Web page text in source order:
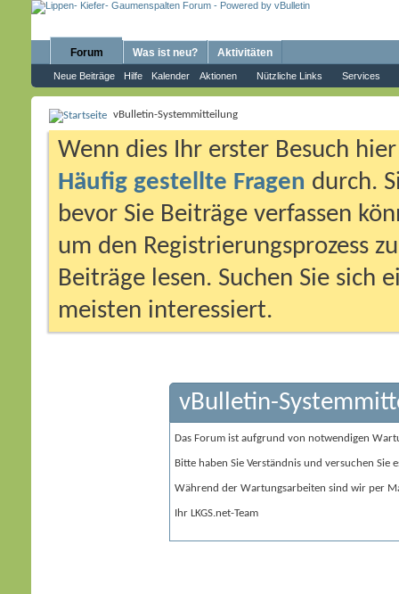
Forum
Neue Beiträge Hilfe Kalender Aktionen Nützliche Links Services
Was ist neu? Aktivitäten
vBulletin-Systemmitteilung
Wenn dies Ihr erster Besuch
Häufig gestellte Fragen durch.
bevor Sie Beiträge verfassen
um den Registrierungsprozess
Beiträge lesen. Suchen Sie sich
meisten interessiert.
vBulletin-
Das Forum ist aufgrund von notwendigen
Bitte haben Sie Verständnis und versuchen Sie
Während der Wartungsarbeiten sind wir per
Ihr LKGS.net-Team